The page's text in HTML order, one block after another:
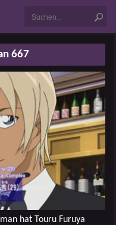
667
hat Touru Furuya